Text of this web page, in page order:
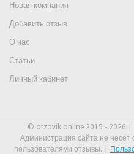
Новая компания
Добавить отзыв
О нас
Статьи
Личный кабинет
© otzovik.online 2015 - 2026 |
Администрация сайта не
пользователями отзывы. |